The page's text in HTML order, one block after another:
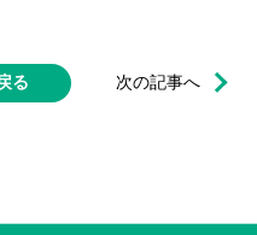
次の記事へ
る